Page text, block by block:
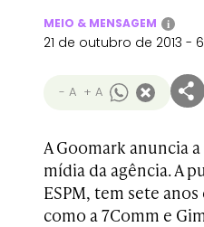
MEIO & MENSAGEM i
21 de outubro de 2013 -
- A + A
A Goomark anuncia
mídia da agência. A
ESPM, tem sete
como a 7Comm e